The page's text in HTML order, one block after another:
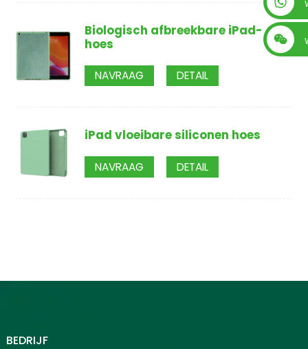
Biologisch afbreekbare iPad-
hoes
NAVRAAG DETAIL
iPad vloeibare siliconen hoes
NAVRAAG DETAIL
BEDRIJF